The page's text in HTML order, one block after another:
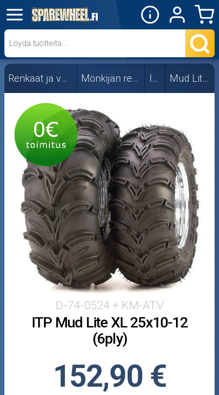
✕
Mopon osat
Skootterin osat
Crossipyörän osat
Moottoripyörän osat
Moottorikelkan osat
Mopoauton osat
Mönkijän osat
Puutarha ja metsä
Ajovarusteet
Nastarenkaat
Renkaat ja vanteet
Öljyt ja kemikaalit
Outlet-tuotteet
Renkaat ja vanteet Mönkijän renkaat ITP Mud Lite XL
D-74-0524 + KM-ATV
ITP Mud Lite XL 25x10-12
(6ply)
152,90 €